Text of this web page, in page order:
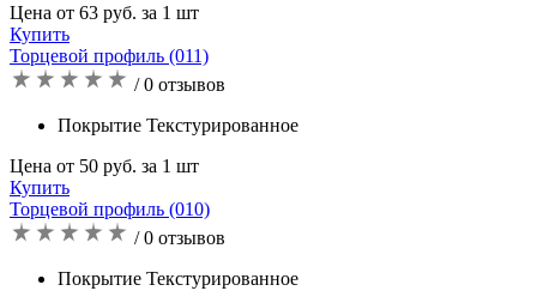
Цена от 63 руб. за 1 шт
Купить
Торцевой профиль (011)
/ 0 отзывов
Покрытие Текстурированное
Цена от 50 руб. за 1 шт
Купить
Торцевой профиль (010)
/ 0 отзывов
Покрытие Текстурированное